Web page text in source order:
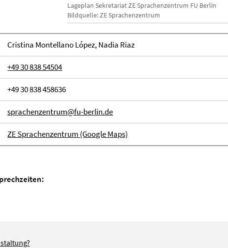
Lageplan Sekretariat ZE Sprachenzentrum FU Berlin
Bildquelle: ZE Sprachenzentrum
Cristina Montellano López, Nadia Riaz
+49 30 838 54504
+49 30 838 458636
sprachenzentrum@fu-berlin.de
ZE Sprachenzentrum (Google Maps)